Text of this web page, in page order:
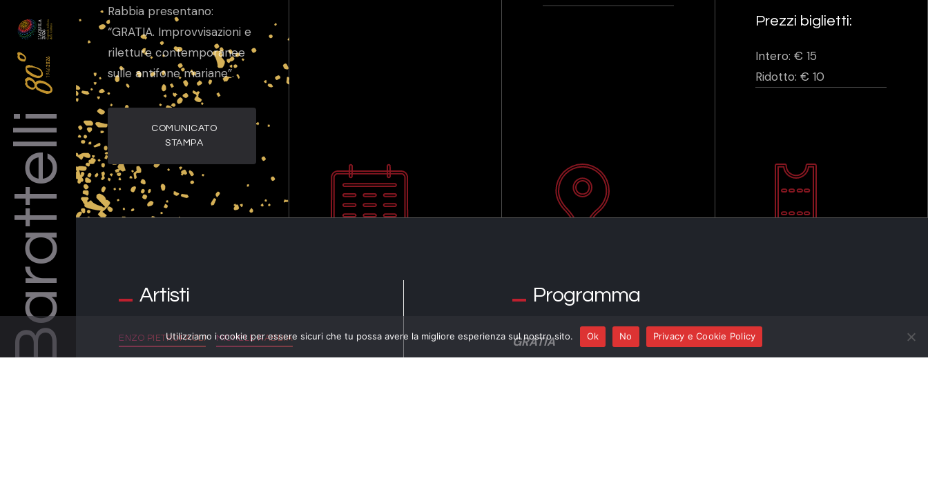
Barattelli
Rabbia presentano:
“GRATIA. Improvvisazioni e
riletture contemporanee
sulle antifone mariane”.
COMUNICATO
STAMPA
Prezzi biglietti:
Intero: € 15
Ridotto: € 10
Artisti
ENZO PIETROPAOLI MICHELE RABBIA
GABRIELE MIRABASSI
Programma
GRATIA
Improvvisazioni e riletture contemporanee sulle antifone mariane
Utilizziamo i cookie per essere sicuri che tu possa avere la migliore esperienza sul nostro sito. Ok No Privacy e Cookie Policy